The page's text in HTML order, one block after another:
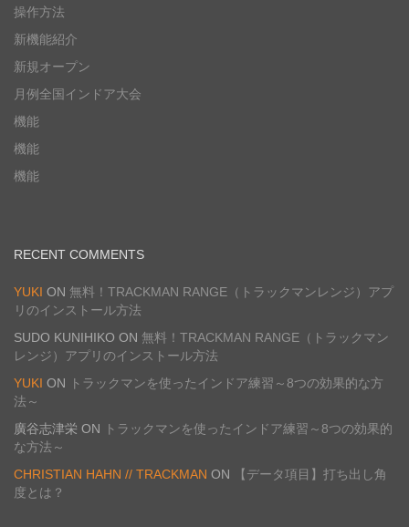
操作方法
新機能紹介
新規オープン
月例全国インドア大会
機能
機能
機能
RECENT COMMENTS
YUKI ON 無料！TRACKMAN RANGE（トラックマンレンジ）アプ
リのインストール方法
SUDO KUNIHIKO ON 無料！TRACKMAN RANGE（トラックマン
レンジ）アプリのインストール方法
YUKI ON
トラックマンを使ったインドア練習～8つの効果的な方
法～
廣谷志津栄 ON
トラックマンを使ったインドア練習～8つの効果的
な方法～
CHRISTIAN HAHN // TRACKMAN ON
【データ項目】打ち出し角
度とは？